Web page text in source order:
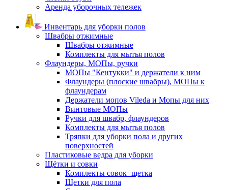
Аренда уборочных тележек
Инвентарь для уборки полов
Швабры отжимные
Швабры отжимные
Комплекты для мытья полов
Флаундеры, МОПы, ручки
МОПы "Кентукки" и держатели к ним
Флаундеры (плоские швабры), МОПы к
флаундерам
Держатели мопов Vileda и Мопы для них
Винтовые МОПы
Ручки для швабр, флаундеров
Комплекты для мытья полов
Тряпки для уборки пола и других
поверхностей
Пластиковые ведра для уборки
Щётки и совки
Комплекты совок+щетка
Щетки для пола